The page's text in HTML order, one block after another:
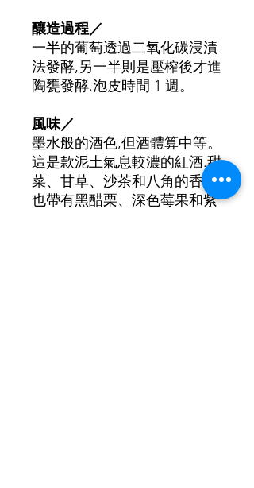
釀造過程／
一半的葡萄透過二氧化碳浸漬
法發酵,另一半則是壓榨後才進
陶甕發酵.泡皮時間 1 週。
風味／
墨水般的酒色,但酒體算中等。
這是款泥土氣息較濃的紅酒.甜
菜、甘草、沙茶和八角的香氣,
也帶有黑醋栗、深色莓果和紫